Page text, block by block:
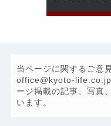
当ページに関するご意
office@kyoto-life.co.jp
ージ掲載の記事、写真
います。